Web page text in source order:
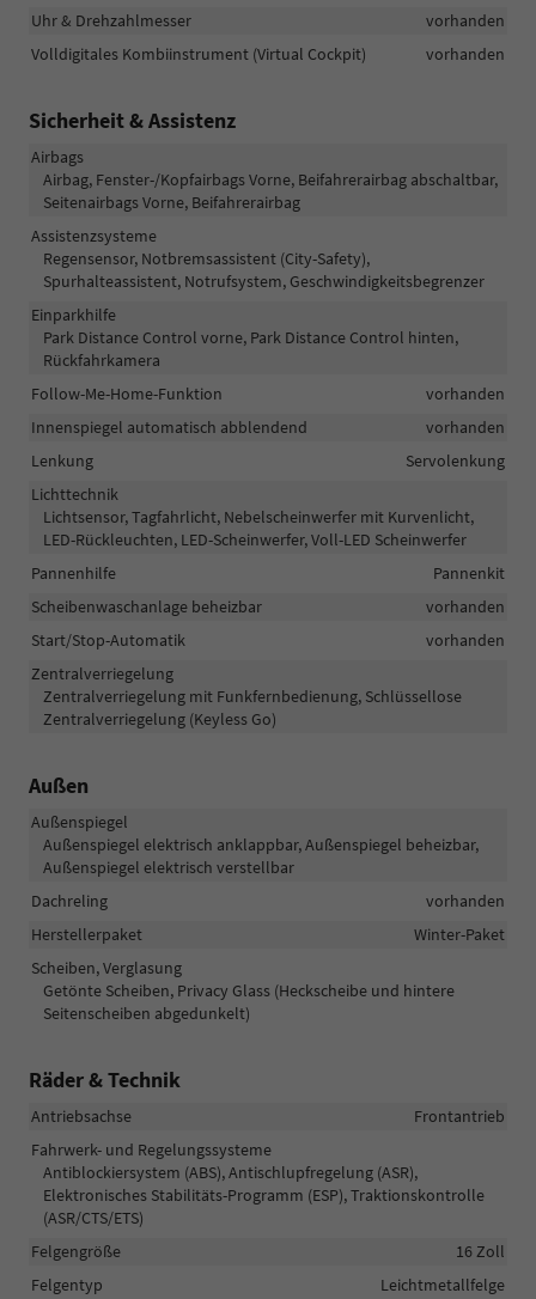
Uhr & Drehzahlmesser
vorhanden
Volldigitales Kombiinstrument (Virtual Cockpit)
vorhanden
Sicherheit & Assistenz
Airbags
Airbag, Fenster-/Kopfairbags Vorne, Beifahrerairbag abschaltbar,
Seitenairbags Vorne, Beifahrerairbag
Assistenzsysteme
Regensensor, Notbremsassistent (City-Safety),
Spurhalteassistent, Notrufsystem, Geschwindigkeitsbegrenzer
Einparkhilfe
Park Distance Control vorne, Park Distance Control hinten,
Rückfahrkamera
Follow-Me-Home-Funktion
vorhanden
Innenspiegel automatisch abblendend
vorhanden
Lenkung
Servolenkung
Lichttechnik
Lichtsensor, Tagfahrlicht, Nebelscheinwerfer mit Kurvenlicht,
LED-Rückleuchten, LED-Scheinwerfer, Voll-LED Scheinwerfer
Pannenhilfe
Pannenkit
Scheibenwaschanlage beheizbar
vorhanden
Start/Stop-Automatik
vorhanden
Zentralverriegelung
Zentralverriegelung mit Funkfernbedienung, Schlüssellose
Zentralverriegelung (Keyless Go)
Außen
Außenspiegel
Außenspiegel elektrisch anklappbar, Außenspiegel beheizbar,
Außenspiegel elektrisch verstellbar
Dachreling
vorhanden
Herstellerpaket
Winter-Paket
Scheiben, Verglasung
Getönte Scheiben, Privacy Glass (Heckscheibe und hintere
Seitenscheiben abgedunkelt)
Räder & Technik
Antriebsachse
Frontantrieb
Fahrwerk- und Regelungssysteme
Antiblockiersystem (ABS), Antischlupfregelung (ASR),
Elektronisches Stabilitäts-Programm (ESP), Traktionskontrolle
(ASR/CTS/ETS)
Felgengröße
16 Zoll
Felgentyp
Leichtmetallfelge